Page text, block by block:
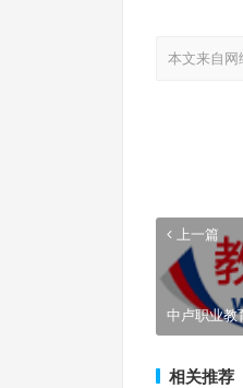
本文来自网
上一篇
中卢职业教
相关推荐